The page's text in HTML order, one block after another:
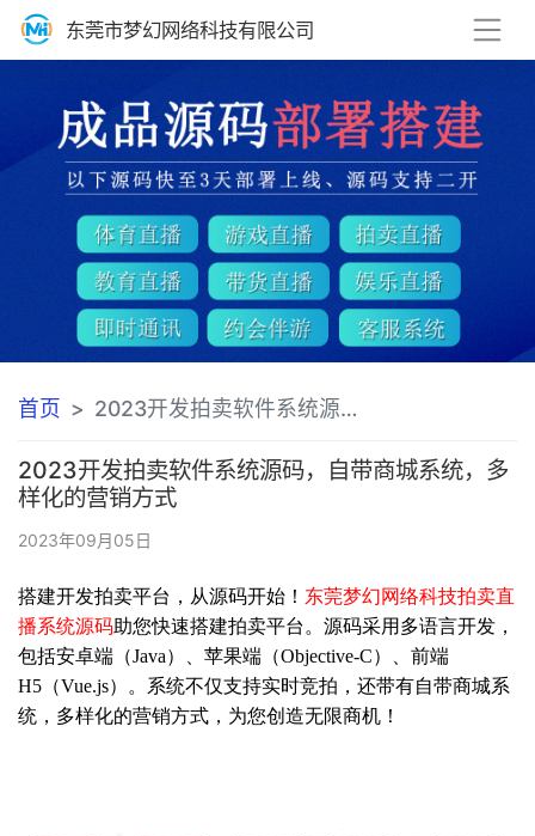
东莞市梦幻网络科技有限公司
首页 2023开发拍卖软件系统源码，自带商城系统，多样化的营销方式方案
2023开发拍卖软件系统源码，自带商城系统，多
样化的营销方式
2023年09月05日
搭建开发拍卖平台，从源码开始！ 东莞梦幻网络科技拍卖直
播系统源码助您快速搭建拍卖平台。源码采用多语言开发，
包括安卓端（Java）、苹果端（Objective-C）、前端
H5（Vue.js）。系统不仅支持实时竞拍，还带有自带商城系
统，多样化的营销方式，为您创造无限商机！